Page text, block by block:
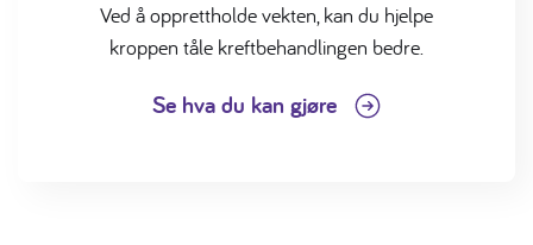
Ved å opprettholde vekten, kan du hjelpe
kroppen tåle kreftbehandlingen bedre.
Se hva du kan gjøre